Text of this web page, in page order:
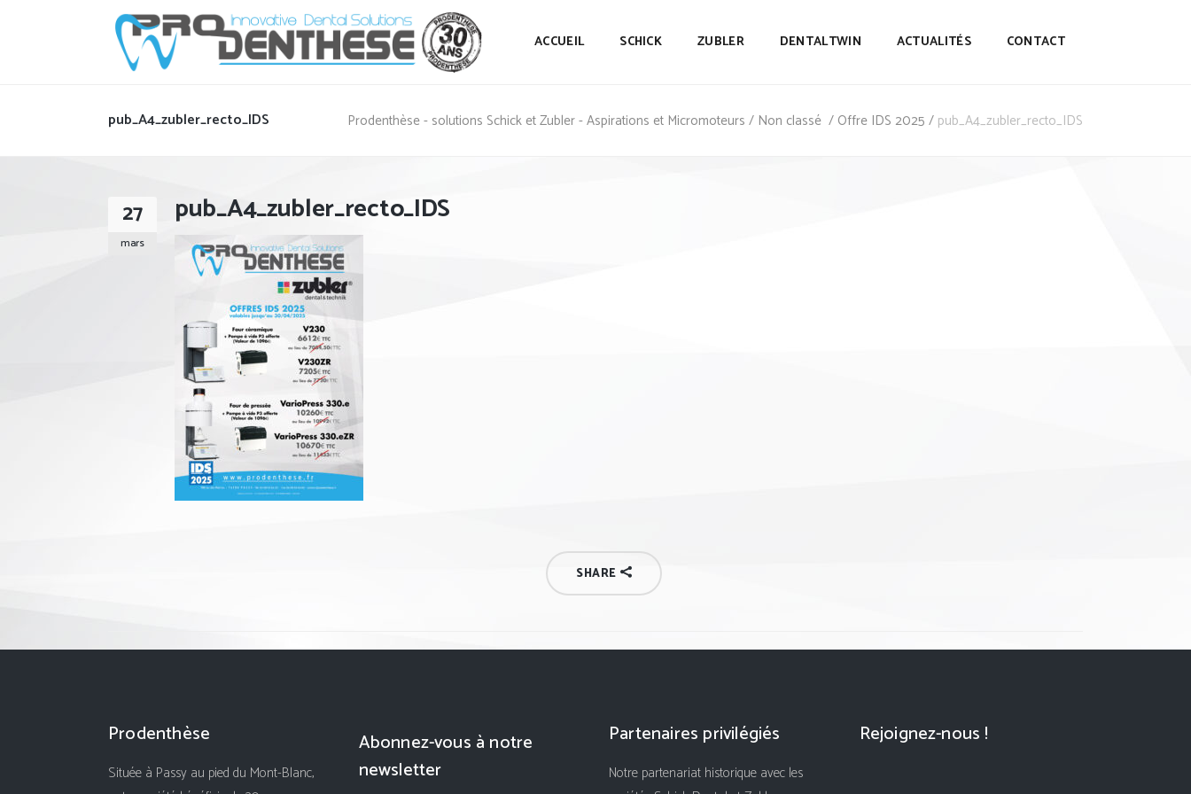
ACCUEIL SCHICK ZUBLER DENTALTWIN ACTUALITÉS CONTACT
pub_A4_zubler_recto_IDS Prodenthèse - solutions Schick et Zubler - Aspirations et Micromoteurs / Non classé / Offre IDS 2025 / pub_A4_zubler_recto_IDS
27
mars
pub_A4_zubler_recto_IDS
SHARE
Prodenthèse
Située à Passy au pied du Mont-Blanc,
Abonnez-vous à notre
newsletter
Partenaires privilégiés
Notre partenariat historique avec les
Rejoignez-nous !